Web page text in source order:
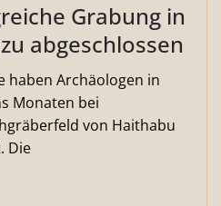
Grabung in
abgeschlossen
haben Archäologen in
Monaten bei
von Haithabu
Die